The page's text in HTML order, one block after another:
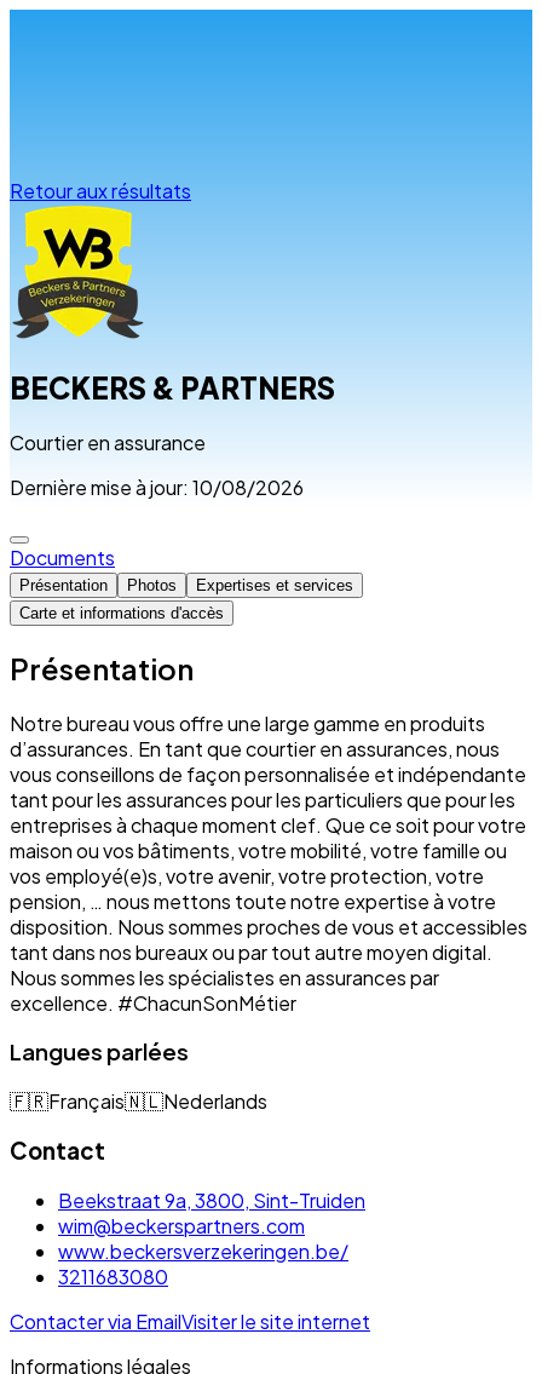
Retour aux résultats
BECKERS & PARTNERS
Courtier en assurance
Dernière mise à jour: 10/08/2026
Documents
Présentation Photos
Expertises et services
Carte et informations d'accès
Présentation
Notre bureau vous offre une large gamme en produits
d’assurances. En tant que courtier en assurances, nous
vous conseillons de façon personnalisée et indépendante
tant pour les assurances pour les particuliers que pour les
entreprises à chaque moment clef. Que ce soit pour votre
maison ou vos bâtiments, votre mobilité, votre famille ou
vos employé(e)s, votre avenir, votre protection, votre
pension, … nous mettons toute notre expertise à votre
disposition. Nous sommes proches de vous et accessibles
tant dans nos bureaux ou par tout autre moyen digital.
Nous sommes les spécialistes en assurances par
excellence. #ChacunSonMétier
Langues parlées
🇫🇷Français🇳🇱Nederlands
Contact
Beekstraat 9a, 3800, Sint-Truiden
wim@beckerspartners.com
www.beckersverzekeringen.be/
3211683080
Contacter via EmailVisiter le site internet
Informations légales